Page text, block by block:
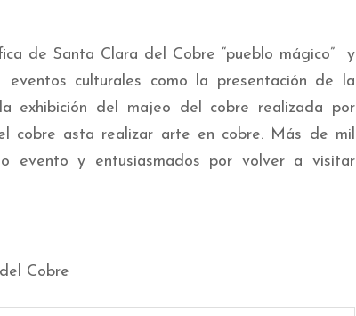
de Santa Clara del Cobre “pueblo mágico” y
culturales como la presentación de la
del majeo del cobre realizada por
cobre asta realizar arte en cobre. Más de mil
evento y entusiasmados por volver a visitar
Cobre